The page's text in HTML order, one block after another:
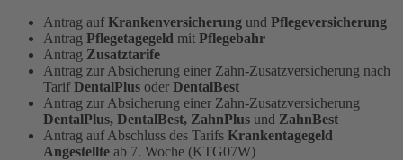
Antrag auf Krankenversicherung und Pflegeversicherung
Antrag Pflegetagegeld mit Pflegebahr
Antrag Zusatztarife
Antrag zur Absicherung einer Zahn-Zusatzversicherung nach
Tarif DentalPlus oder DentalBest
Antrag zur Absicherung einer Zahn-Zusatzversicherung
DentalPlus, DentalBest, ZahnPlus und ZahnBest
Antrag auf Abschluss des Tarifs Krankentagegeld
Angestellte ab 7. Woche (KTG07W)